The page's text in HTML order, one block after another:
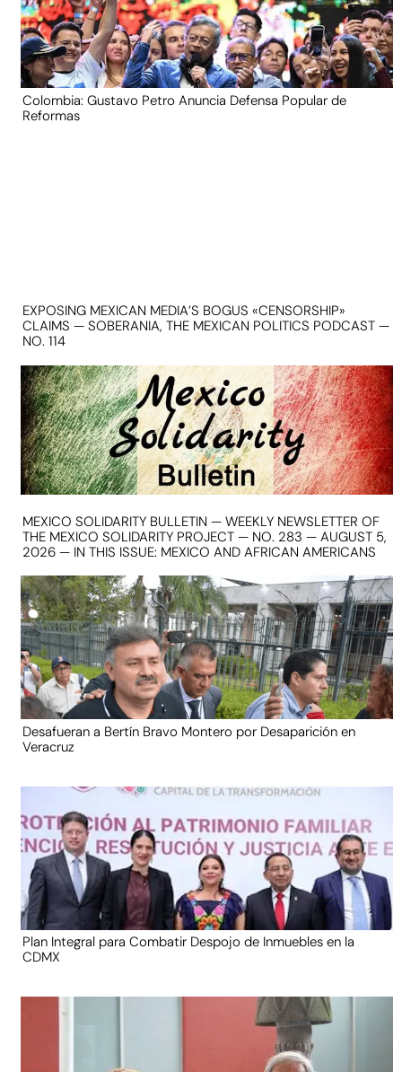
Colombia: Gustavo Petro Anuncia Defensa Popular de
Reformas
EXPOSING MEXICAN MEDIA’S BOGUS «CENSORSHIP»
CLAIMS — SOBERANIA, THE MEXICAN POLITICS PODCAST —
NO. 114
MEXICO SOLIDARITY BULLETIN — WEEKLY NEWSLETTER OF
THE MEXICO SOLIDARITY PROJECT — NO. 283 — AUGUST 5,
2026 — IN THIS ISSUE: MEXICO AND AFRICAN AMERICANS
Desafueran a Bertín Bravo Montero por Desaparición en
Veracruz
Plan Integral para Combatir Despojo de Inmuebles en la
CDMX